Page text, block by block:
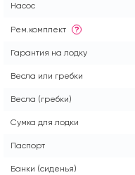
Насос
Рем.комплект ?
Гарантия на лодку
Весла или гребки
Весла (гребки)
Сумка для лодки
Паспорт
Банки (сиденья)